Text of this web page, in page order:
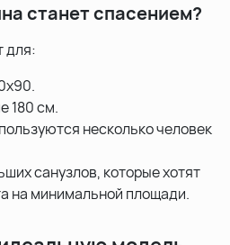
станет спасением?
для:
180 см.
несколько человек
санузлов, которые хотят
на минимальной площади.